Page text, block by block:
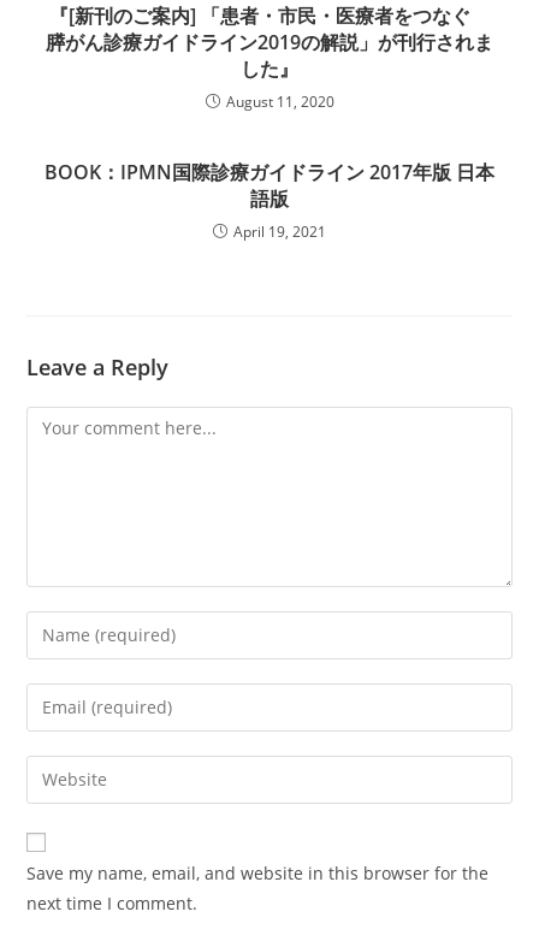
『[新刊のご案内] 「患者・市民・医療者をつなぐ
膵がん診療ガイドライン2019の解説」が刊行されま
した』
August 11, 2020
BOOK：IPMN国際診療ガイドライン 2017年版 日本
語版
April 19, 2021
Leave a Reply
Comment
Enter
your
name
comment
Enter
your
email
address
comment
Enter
your
website
URL
(optional)
Save my name, email, and website in this browser for the
next time I comment.